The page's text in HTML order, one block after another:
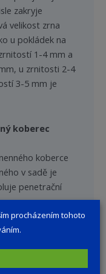
zakryje
velikost zrna
u pokládek na
1-4 mm a
u zrnitosti 2-4
3-5 mm je
koberec
koberce
v sadě je
penetrační
8 mm ve
i se zrnitostí 4-8
procházením tohoto